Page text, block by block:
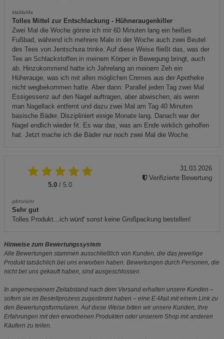
MaMaMa
Tolles Mittel zur Entschlackung - Hühneraugenkiller
Zwei Mal die Woche gönne ich mir 60 Minuten lang ein heißes
Fußbad, während ich mehrere Male in der Woche auch zwei Beutel
des Tees von Jentschura trinke. Auf diese Weise fließt das, was der
Tee an Schlackstoffen in meinem Körper in Bewegung bringt, auch
ab. Hinzukommend hatte ich Jahrelang an meinem Zeh ein
Hüherauge, was ich mit allen möglichen Cremes aus der Apotheke
nicht wegbekommen hatte. Aber dann: Parallel jeden Tag zwei Mal
Essigessenz auf den Nagel auftragen, aber abwischen, als wenn
man Nagellack entfernt und dazu zwei Mal am Tag 40 Minuten
basische Bäder. Diszipliniert einige Monate lang. Danach war der
Nagel endlich wieder fit. Es war das, was am Ende wirklich geholfen
hat. Jetzt mache ich die Bäder nur noch zwei Mal die Woche.
5.0 / 5.0
gibtsnicht
Sehr gut
Tolles Produkt...ich würd' sonst keine Großpackung bestellen!
31.03.2026
Verifizierte Bewertung
Hinweise zum Bewertungssystem
Alle Bewertungen stammen ausschließlich von Kunden, die das jeweilige
Produkt tatsächlich bei uns erworben haben. Bewertungen durch Personen, die
nicht bei uns gekauft haben, sind ausgeschlossen.
In angemessenem Zeitabstand nach dem Versand erhalten unsere Kunden –
sofern sie im Bestellprozess zugestimmt haben – eine E-Mail mit einem Link zu
den Bewertungsformularen. Auf diese Weise bitten wir unsere Kunden, ihre
Erfahrungen mit den erworbenen Produkten oder unserem Shop mit anderen
Käufern zu teilen.